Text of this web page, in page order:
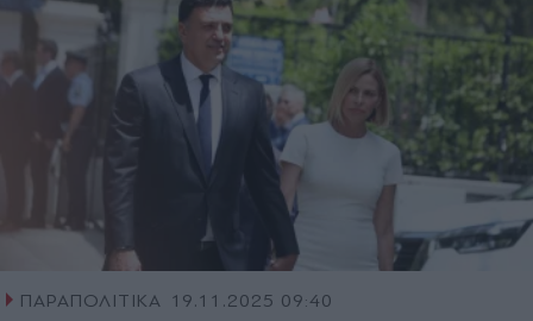
ΠΑΡΑΠΟΛΙΤΙΚΑ 19.11.2025 09:40